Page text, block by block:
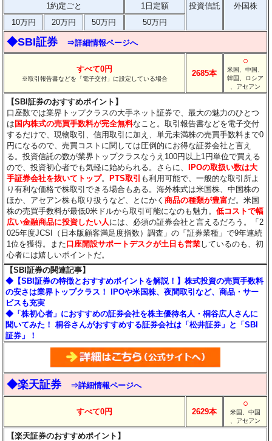
投資信託 外国株
1約定ごと
1日定額
10万円
20万円 50万円 50万円
◆SBI証券 ⇒詳細情報ページへ
すべて0円
※取引報告書などを「電子交付」に設定している場合
2685本
○
米国、中国、
韓国、ロシア
、アセアン
【SBI証券のおすすめポイント】
口座数では業界トップクラスの大手ネット証券で、最大の魅力のひとつ
は国内株式の売買手数料が完全無料なこと。取引報告書などを電子交付
するだけで、現物取引、信用取引に加え、単元未満株の売買手数料まで0
円になるので、売買コストに関しては圧倒的にお得な証券会社と言え
る。投資信託の数が業界トップクラスなうえ100円以上1円単位で買える
ので、投資初心者でも気軽に始められる。さらに、IPOの取扱い数は大
手証券会社を抜いてトップ。PTS取引 も利用可能で、一般的な取引所よ
り有利な価格で株取引できる場合もある。海外株式は米国株、中国株の
ほか、アセアン株も取り扱うなど、とにかく商品の種類が豊富だ。米国
株の売買手数料が最低0米ドルから取引可能になのも魅力。低コストで幅
広い金融商品に投資したい人 には、必須の証券会社と言えるだろう。「2
025年度JCSI（日本版顧客満足度指数）調査」の「証券業種」で9年連続
1位を獲得。また口座開設サポートデスクが土日も営業しているのも、初
心者には嬉しいポイントだ。
【SBI証券の関連記事】
◆【SBI証券の特徴とおすすめポイントを解説！】株式投資の売買手数料
の安さは業界トップクラス！ IPOや米国株、夜間取引など、商品・サー
ビスも充実
◆「株初心者」におすすめの証券会社を株主優待名人・桐谷広人さんに
聞いてみた！ 桐谷さんがおすすめする証券会社は「松井証券」と「SBI
証券」！
◆楽天証券 ⇒詳細情報ページへ
すべて0円 2629本
○
米国、中国
、アセアン
【楽天証券のおすすめポイント】